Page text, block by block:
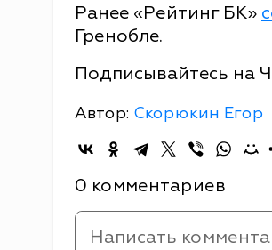
Ранее «Рейтинг БК»
Гренобле.
Подписывайтесь на
Автор: Скорюкин Егор
0 комментариев